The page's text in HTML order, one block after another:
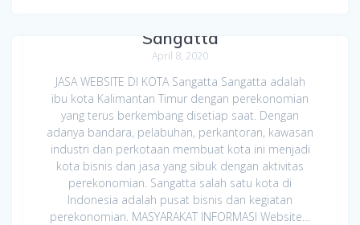
Sangatta
April 8, 2020
JASA WEBSITE DI KOTA Sangatta Sangatta adalah
ibu kota Kalimantan Timur dengan perekonomian
yang terus berkembang disetiap saat. Dengan
adanya bandara, pelabuhan, perkantoran, kawasan
industri dan perkotaan membuat kota ini menjadi
kota bisnis dan jasa yang sibuk dengan aktivitas
perekonomian. Sangatta salah satu kota di
Indonesia adalah pusat bisnis dan kegiatan
perekonomian. MASYARAKAT INFORMASI Website…